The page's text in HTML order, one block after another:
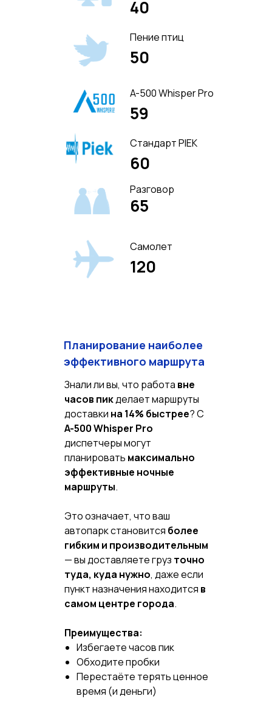
40
Стандарт PIEK
60
Разговор
65
Самолет
120
Пение птиц
50
A-500 Whisper Pro
59
Знали ли вы, что работа вне
часов пикделает маршруты
доставки на 14% быстрее? С
A-500 Whisper Pro
диспетчеры могут
планировать максимально
эффективные ночные
маршруты.
Это означает, что ваш
автопарк становится более
гибким и производительным
— вы доставляете груз точно
туда, куда нужно, даже если
пункт назначения находится в
самом центре города.
Преимущества:
Избегаете часов пик
Обходите пробки
Перестаёте терять ценное
время (и деньги)
Планирование наиболее
эффективного маршрута